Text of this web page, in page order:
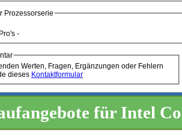
Prozessorserie
-
Werten, Fragen, Ergänzungen oder Fehlern
dieses Kontaktformular
für Intel